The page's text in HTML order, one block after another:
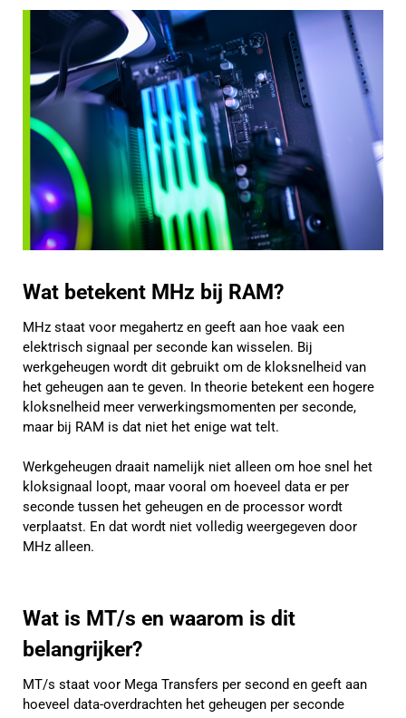
Wat betekent MHz bij RAM?
MHz staat voor megahertz en geeft aan hoe vaak een
elektrisch signaal per seconde kan wisselen. Bij
werkgeheugen wordt dit gebruikt om de kloksnelheid van
het geheugen aan te geven. In theorie betekent een hogere
kloksnelheid meer verwerkingsmomenten per seconde,
maar bij RAM is dat niet het enige wat telt.
Werkgeheugen draait namelijk niet alleen om hoe snel het
kloksignaal loopt, maar vooral om hoeveel data er per
seconde tussen het geheugen en de processor wordt
verplaatst. En dat wordt niet volledig weergegeven door
MHz alleen.
Wat is MT/s en waarom is dit
belangrijker?
MT/s staat voor Mega Transfers per second en geeft aan
hoeveel data-overdrachten het geheugen per seconde